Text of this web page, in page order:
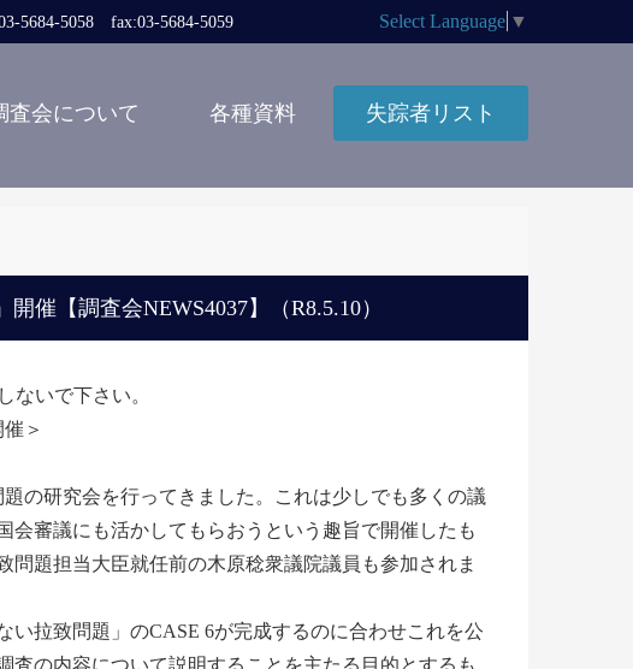
5684-5058 fax:03-5684-5059 Select Language ▼
査会について 各種資料 失踪者リスト
催【調査会NEWS4037】（R8.5.10）
ないで下さい。
＞
の研究会を行ってきました。これは少しでも多くの議
会審議にも活かしてもらおうという趣旨で開催したも
題担当大臣就任前の木原稔衆議院議員も参加されま
拉致問題」のCASE 6が完成するのに合わせこれを公